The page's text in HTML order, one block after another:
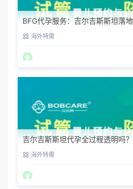
BFG代孕服务：吉尔吉斯斯坦落
排 海外特需
吉尔吉斯斯坦代孕全过程透明吗
海外特需